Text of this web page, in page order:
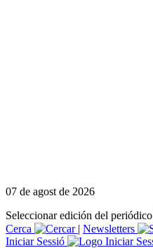
07 de agost de 2026
Seleccionar edición del periódico
Cerca
| Newsletters
Iniciar Sessió